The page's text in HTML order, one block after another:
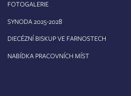
FOTOGALERIE
SYNODA 2025-2028
DIECÉZNÍ BISKUP VE FARNOSTECH
NABÍDKA PRACOVNÍCH MÍST